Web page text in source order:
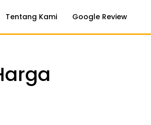
Tentang Kami Google Review